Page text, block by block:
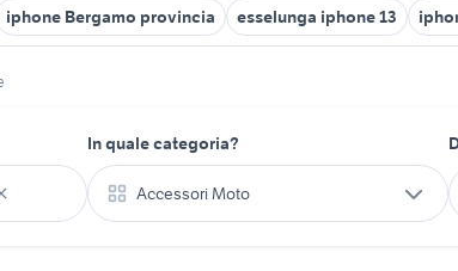
iphone Bergamo provincia esselunga iphone 13
In quale categoria?
Accessori Moto